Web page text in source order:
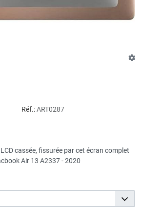
Réf.: ART0287
cassée, fissurée par cet écran complet
Air 13 A2337 - 2020